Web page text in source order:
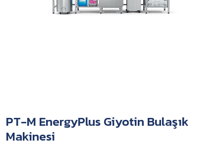
PT-M EnergyPlus Giyotin Bulaşık
Makinesi